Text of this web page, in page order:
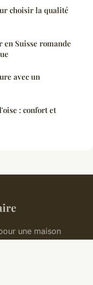
choisir la qualité
en Suisse romande
avec un
: confort et
une maison